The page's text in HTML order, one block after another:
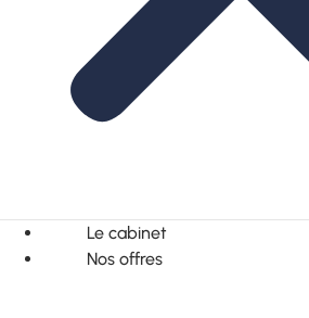
Le cabinet
Nos offres